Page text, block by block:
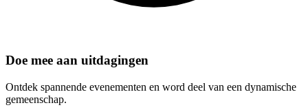
Doe mee aan uitdagingen
Ontdek spannende evenementen en word deel van een dynamische
gemeenschap.